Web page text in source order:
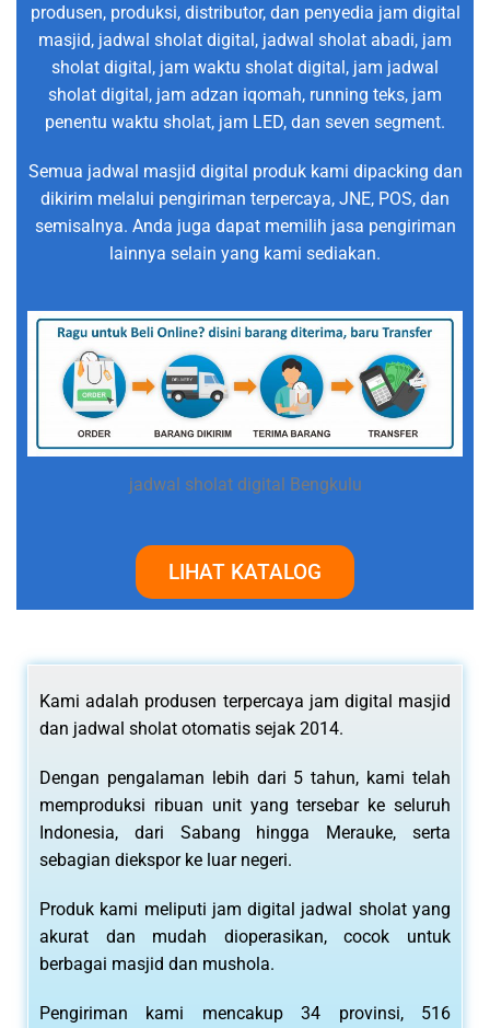
produsen, produksi, distributor, dan penyedia jam digital
masjid, jadwal sholat digital, jadwal sholat abadi, jam
sholat digital, jam waktu sholat digital, jam jadwal
sholat digital, jam adzan iqomah, running teks, jam
penentu waktu sholat, jam LED, dan seven segment.
Semua jadwal masjid digital produk kami dipacking dan
dikirim melalui pengiriman terpercaya, JNE, POS, dan
semisalnya. Anda juga dapat memilih jasa pengiriman
lainnya selain yang kami sediakan.
jadwal sholat digital Bengkulu
LIHAT KATALOG
Kami adalah produsen terpercaya jam digital masjid
dan jadwal sholat otomatis sejak 2014.
Dengan pengalaman lebih dari 5 tahun, kami telah
memproduksi ribuan unit yang tersebar ke seluruh
Indonesia, dari Sabang hingga Merauke, serta
sebagian diekspor ke luar negeri.
Produk kami meliputi jam digital jadwal sholat yang
akurat dan mudah dioperasikan, cocok untuk
berbagai masjid dan mushola.
Pengiriman kami mencakup 34 provinsi, 516